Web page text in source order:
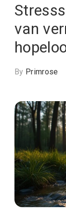
van
By Primrose